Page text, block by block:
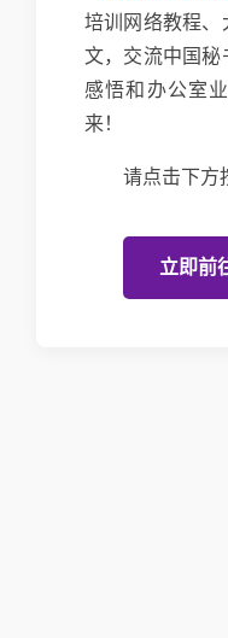
培训网络教程、
文，交流中国秘
感悟和办公室
来！
请点击下方按
立即前